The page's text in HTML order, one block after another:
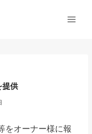
提供
をオーナー様に報